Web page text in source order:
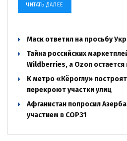
ЧИТАТЬ ДАЛЕЕ
Маск ответил на просьбу
Тайна российских
Wildberries, а Ozon
К метро «Кёроглу»
перекроют участки улиц
Афганистан попросил
участием в COP31